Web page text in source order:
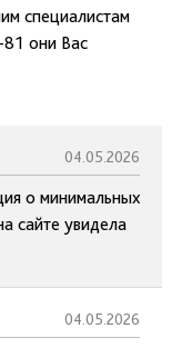
специалистам
они Вас
04.05.2026
о минимальных
сайте увидела
04.05.2026